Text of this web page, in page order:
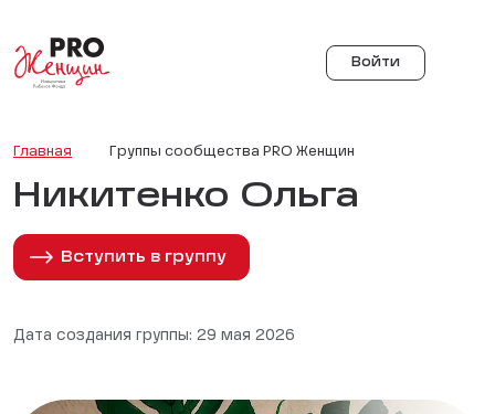
Войти
Главная Группы сообщества PRO Женщин
Никитенко Ольга
Вступить в группу
Дата создания группы: 29 мая 2026